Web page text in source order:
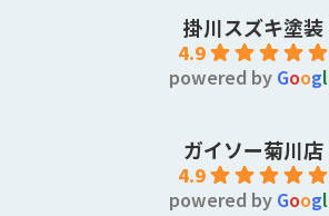
掛川スズキ塗装
4.9
powered by Googl
ガイソー菊川店
4.9
powered by Googl